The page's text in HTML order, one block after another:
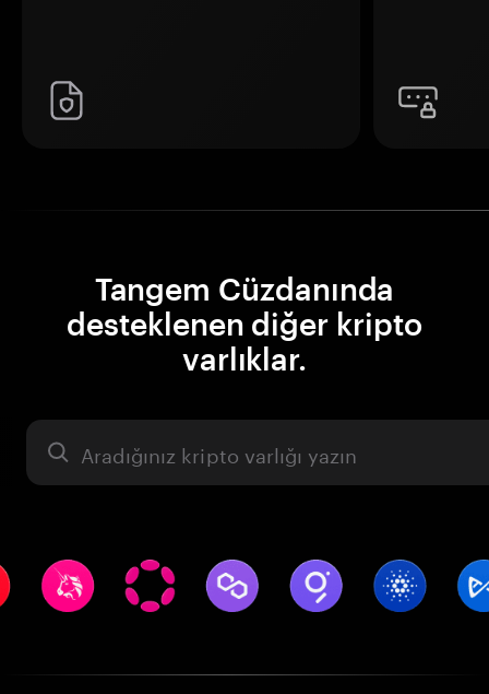
Tangem Cüzdanında
desteklenen diğer kripto
varlıklar.
Varlık